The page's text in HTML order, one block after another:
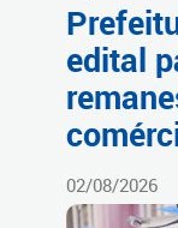
edital
02/08/2026